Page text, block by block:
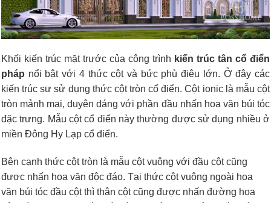
Khối kiến trúc mặt trước của công trình kiến trúc tân cổ điển
pháp nổi bật với 4 thức cột và bức phù điêu lớn. Ở đây các
kiến trúc sư sử dụng thức cột tròn cổ điển. Cột ionic là mẫu cột
tròn mảnh mai, duyên dáng với phần đầu nhấn hoa văn búi tóc
đặc trưng. Mẫu cột cổ điển này thường được sử dụng nhiều ở
miền Đông Hy Lạp cổ điển.
Bên cạnh thức cột tròn là mẫu cột vuông với đầu cột cũng
được nhấn hoa văn độc đáo. Tại thức cột vuông ngoài hoa
văn búi tóc đầu cột thì thân cột cũng được nhấn đường hoa